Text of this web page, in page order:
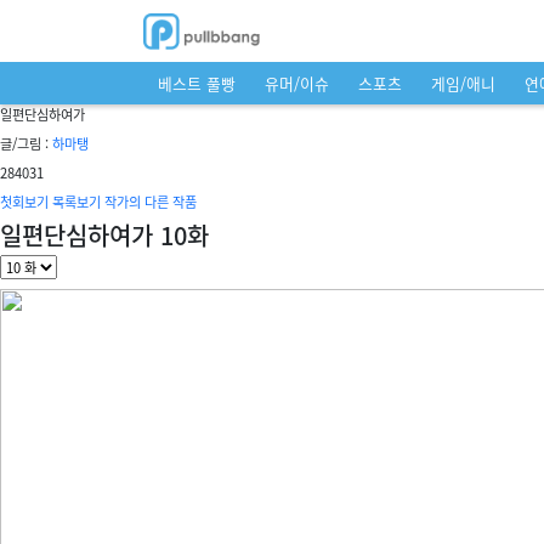
베스트 풀빵 유머/이슈 스포츠 게임/애니 연
일편단심하여가
글/그림 :하마탱
284031
첫회보기 목록보기 작가의 다른 작품
일편단심하여가 10화